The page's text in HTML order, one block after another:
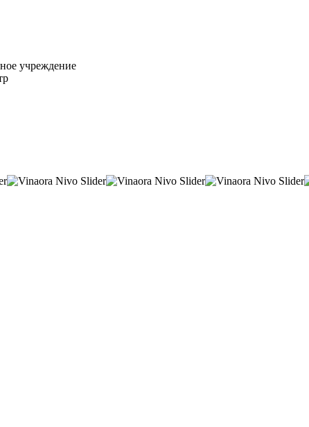
учреждение